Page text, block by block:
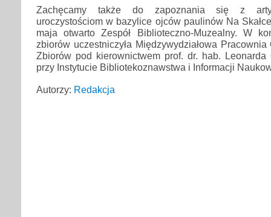
Zachęcamy także do zapoznania się z
uroczystościom w bazylice ojców paulinów Na
maja otwarto Zespół Biblioteczno-Muzealny. W
zbiorów uczestniczyła Międzywydziałowa
Zbiorów pod kierownictwem prof. dr. hab. Leonarda
przy Instytucie Bibliotekoznawstwa i Informacji
Autorzy: Redakcja